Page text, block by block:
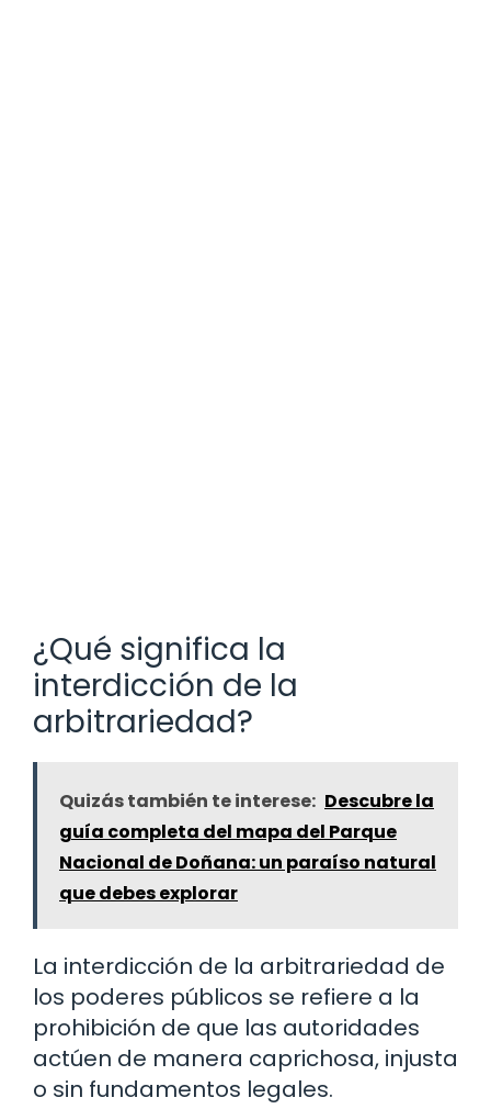
¿Qué significa la
interdicción de la
arbitrariedad?
Quizás también te interese: Descubre la
guía completa del mapa del Parque
Nacional de Doñana: un paraíso natural
que debes explorar
La interdicción de la arbitrariedad de
los poderes públicos se refiere a la
prohibición de que las autoridades
actúen de manera caprichosa, injusta
o sin fundamentos legales.